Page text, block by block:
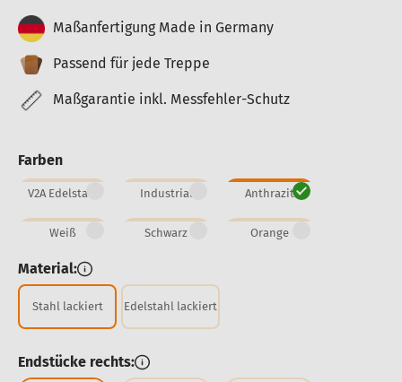
Maßanfertigung Made in Germany
Passend für jede Treppe
Maßgarantie inkl. Messfehler-Schutz
Farben
V2A Edelstahl Industrial Anthrazit
Weiß Schwarz Orange
Material:
Stahl lackiert Edelstahl lackiert
Endstücke rechts: